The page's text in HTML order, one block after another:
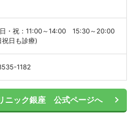
日・祝：11:00～14:00 15:30～20:00
祝日も診療)
1182
ニック銀座 公式ページへ